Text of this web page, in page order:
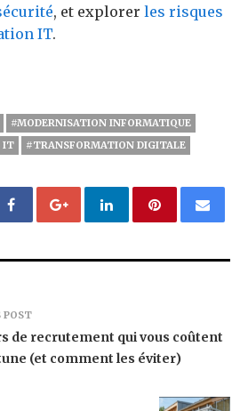
, et explorer les risques
IT.
#MODERNISATION INFORMATIQUE
IT #TRANSFORMATION DIGITALE
POST
de recrutement qui vous coûtent
(et comment les éviter)